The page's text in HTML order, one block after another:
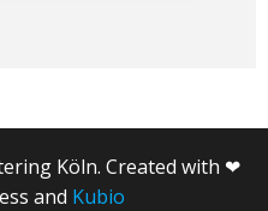
Köln. Created with ❤
and Kubio